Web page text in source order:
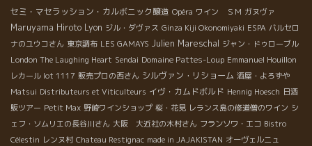
セミ・マセラッション・カルボニック醸造 Opéra ワイン ＳＭ ガヌヴァ
Maruyama Hiroto Lyon ジル・ダヴァス Ginza Kiji Okonomiyaki ESPA バルセロ
ナのユウコさん 東京調布 LES GAMAYS Julien Mareschal ジャン・ドゥローブル
London The Laughing Heart Sendai Domaine Pattes-Loup Emmanuel Houillon
レカール lot 1117 販売プロの西さん シルヴァン・リショーム 酒屋・よろずや
Matsui Distributeurs et Viticulteurs イヴ・カムドボルド Hennig Hoesch 日酒
販ツアー Petit Max 野崎ワインショップ 桜・花見 レランス島の修道僧のワイン シ
ェフ・ソムリエの長谷川さん 大阪 大近社の木村さん フランソワ・エコ Bistro
Célestin レンヌ村 Chateau Restignac made in JAJAKISTAN オーヴェルニュ